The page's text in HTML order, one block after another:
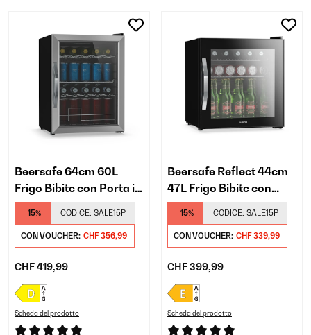
Beersafe 64cm 60L
Frigo Bibite con Porta in
Vetro Argento/Nero
-15% CODICE: SALE15P
CON VOUCHER: CHF 356,99
CHF 419,99
Scheda del prodotto
Beersafe Reflect 44cm
47L Frigo Bibite con
Porta in Vetro Nero
-15% CODICE: SALE15P
CON VOUCHER: CHF 339,99
CHF 399,99
Scheda del prodotto